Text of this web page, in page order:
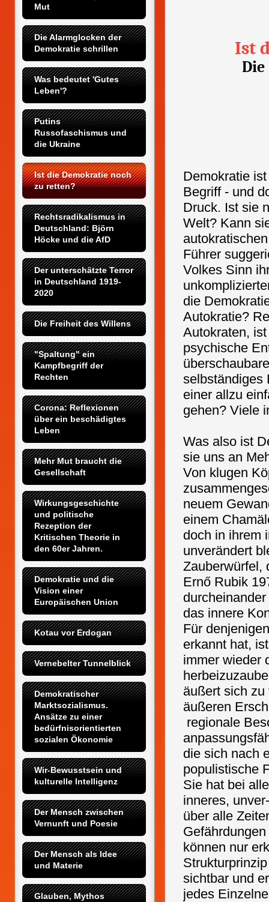
Mut
Die Alarmglocken der
Demokratie schrillen
Was bedeutet 'Gutes
Leben'?
Putins
Russofaschismus und
die Ukraine
Ist die Demokratie noch
zu retten?
Rechtsradikalismus in
Deutschland: Björn
Höcke und die AfD
Der unterschätzte Terror
in Deutschland 1919-
2020
Die Freiheit des Willens
"Spaltung" ein
Kampfbegriff der
Rechten
Corona: Reflexionen
über ein beschädigtes
Leben
Mehr Mut braucht die
Gesellschaft
Wirkungsgeschichte
und politische
Rezeption der
Kritischen Theorie in
den 60er Jahren.
Demokratie und die
Vision einer
Europäischen Union
Kotau vor Erdogan
Vernebelter Tunnelblick
Demokratischer
Marktsozialismus.
Ansätze zu einer
bedürfnisorientierten
sozialen Ökonomie
Wir-Bewusstsein und
kulturelle Intelligenz
Der Mensch zwischen
Vernunft und Poesie
Der Mensch als Idee
und Materie
Glauben, Mythos
Ist
Demokratie
Begriff - und
Druck. Ist sie
Welt? Kann
Führer
Volkes Sinn
die
Autokratie?
Autokraten,
psychische
selbständiges
einer allzu
gehen? Viele
Was also ist
sie uns an
Von klugen
neuem
einem
doch in ihrem
unverändert
Zauberwürfel,
Ernő Rubik
das innere
Für
erkannt hat,
immer wieder
äußert sich
äußeren
regionale
die sich nach
populistische
Sie hat bei
inneres,
über alle
können nur
sichtbar und
jedes